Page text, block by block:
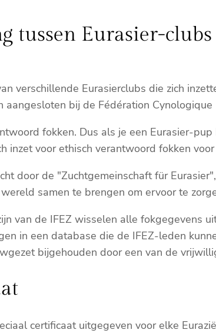
tussen Eurasier-
verschillende Eurasierclubs die zich
aangesloten bij de Fédération Cynologique
fokken. Dus als je een Eurasier-
inzet voor ethisch verantwoord fokken
door de "Zuchtgemeinschaft für
samen te brengen om ervoor te
van de IFEZ wisselen alle fokgegevens
in een database die de IFEZ-leden
bijgehouden door een van de
certificaat uitgegeven voor elke